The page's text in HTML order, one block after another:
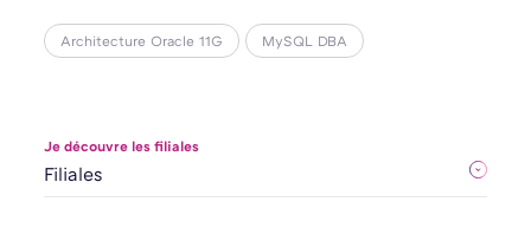
Architecture Oracle 11G MySQL DBA
Je découvre les filiales